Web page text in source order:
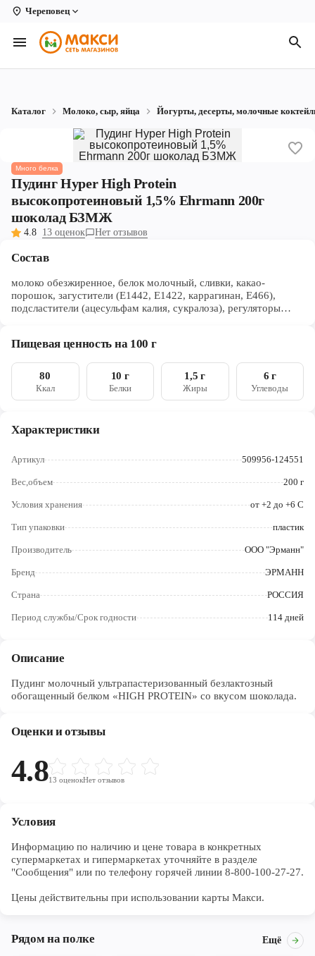
Череповец
Вологда
Архангельск
Коряжма
Котлас
Новодвинск
Рыбинск
Северодвинск
Ярославль
Каталог Молоко, сыр, яйца Йогурты, десерты, молочные
Много белка
Пудинг Hyper High Protein
высокопротеиновый 1,5% Ehrmann 200г
шоколад БЗМЖ
4.8 13 оценок Нет отзывов
Состав
молоко обезжиренное, белок молочный, сливки, какао-
порошок, загустители (Е1442, Е1422, каррагинан, Е466),
подсластители (ацесульфам калия, сукралоза), регуляторы
натуральный. Продукт может содержать следы орехов,
Пищевая ценность на 100 г
80
Ккал
10 г
Белки
1,5 г
Жиры
6 г
Углеводы
Характеристики
Артикул 509956-124551
Вес,объем 200 г
Условия хранения от +2 до +6 С
Тип упаковки пластик
Производитель ООО "Эрманн"
Бренд ЭРМАНН
Страна РОССИЯ
Период службы/Срок годности 114 дней
Описание
Пудинг молочный ультрапастеризованный безлактозный
обогащенный белком «HIGH PROTEIN» со вкусом шоколада.
Оценки и отзывы
4.813 оценокНет отзывов
Условия
Информацию по наличию и цене товара в конкретных
супермаркетах и гипермаркетах уточняйте в разделе
"Сообщения" или по телефону горячей линии 8-800-100-27-27.
Цены действительны при использовании карты Макси.
Рядом на полке Ещё